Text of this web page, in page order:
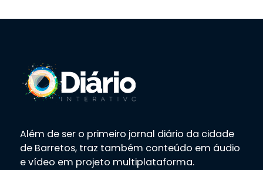
Além de ser o primeiro jornal diário da cidade
de Barretos, traz também conteúdo em áudio
e vídeo em projeto multiplataforma.